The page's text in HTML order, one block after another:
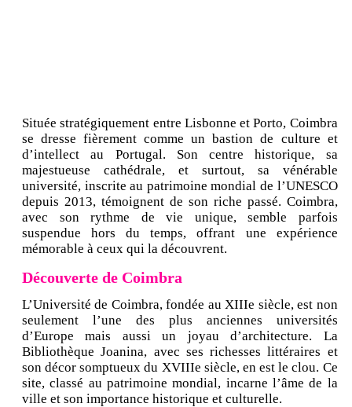
Située stratégiquement entre Lisbonne et Porto, Coimbra
se dresse fièrement comme un bastion de culture et
d’intellect au Portugal. Son centre historique, sa
majestueuse cathédrale, et surtout, sa vénérable
université, inscrite au patrimoine mondial de l’UNESCO
depuis 2013, témoignent de son riche passé. Coimbra,
avec son rythme de vie unique, semble parfois
suspendue hors du temps, offrant une expérience
mémorable à ceux qui la découvrent.
Découverte de Coimbra
L’Université de Coimbra, fondée au XIIIe siècle, est non
seulement l’une des plus anciennes universités
d’Europe mais aussi un joyau d’architecture. La
Bibliothèque Joanina, avec ses richesses littéraires et
son décor somptueux du XVIIIe siècle, en est le clou. Ce
site, classé au patrimoine mondial, incarne l’âme de la
ville et son importance historique et culturelle.